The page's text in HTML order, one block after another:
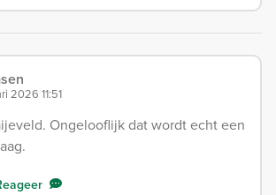
2026 11:51
Ongelooflijk dat wordt echt een